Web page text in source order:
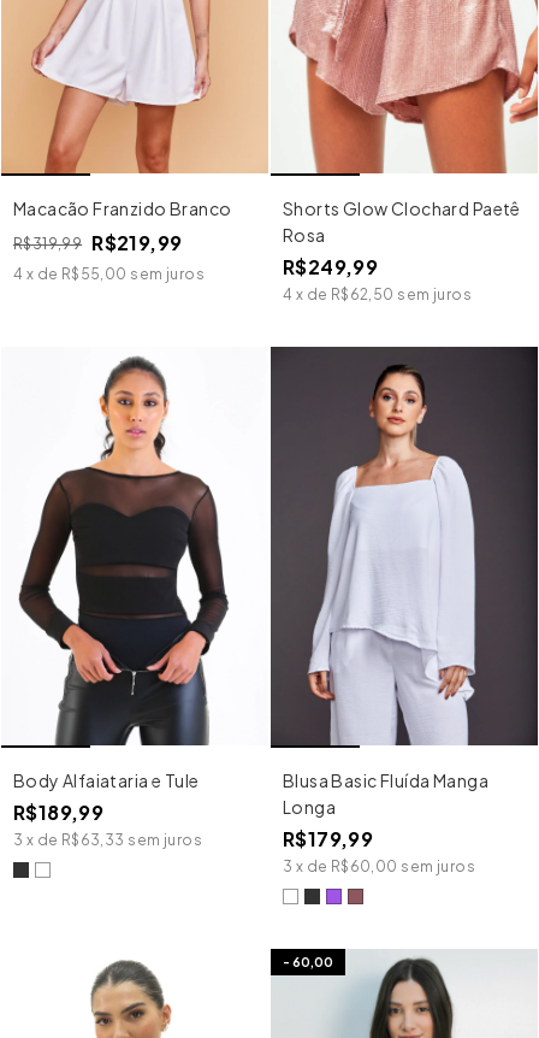
Macacão Franzido Branco
R$319,99 R$219,99
4 x de R$55,00 sem juros
Shorts Glow Clochard Paetê
Rosa
R$249,99
4 x de R$62,50 sem juros
Body Alfaiataria e Tule
R$189,99
3 x de R$63,33 sem juros
Blusa Basic Fluída Manga
Longa
R$179,99
3 x de R$60,00 sem juros
- 60,00